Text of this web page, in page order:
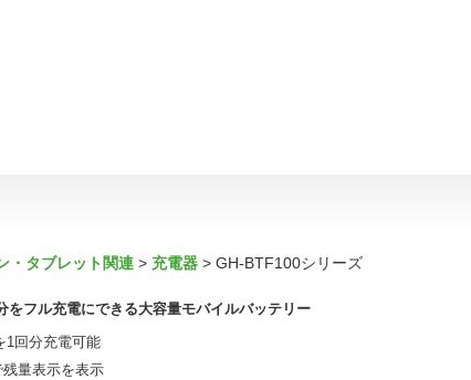
・タブレット関連 充電器 GH-BTF100シリーズ
をフル充電にできる大容量モバイルバッテリー
1回分充電可能
量表示を表示